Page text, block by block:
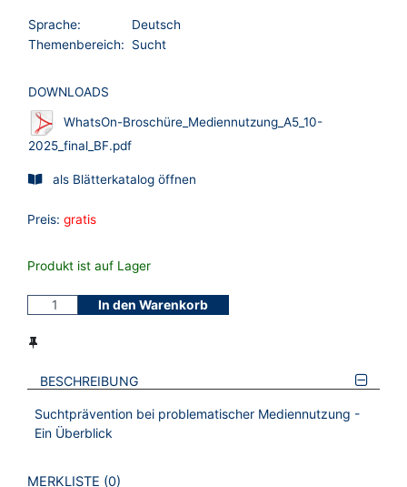
Sprache:
Deutsch
Themenbereich:
Sucht
DOWNLOADS
WhatsOn-Broschüre_Mediennutzung_A5_10-
2025_final_BF.pdf
als Blätterkatalog öffnen
Preis: gratis
Produkt ist auf Lager
In den Warenkorb
BESCHREIBUNG
Suchtprävention bei problematischer Mediennutzung -
Ein Überblick
VERWEISE AUF VERMERKTE- ODER ZULETZT ANGESEHENE
MERKLISTE 0 BROSCHÜREN